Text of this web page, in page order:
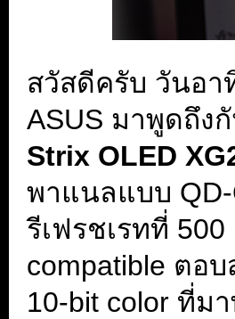
สวัสดีครับ วันอา
ASUS มาพูดถึง
Strix OLED
พาแนลแบบ QD-
รีเฟรชเรทที่
compatible ตอ
10-bit color ที่ม